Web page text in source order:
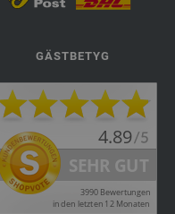
GÄSTBETYG